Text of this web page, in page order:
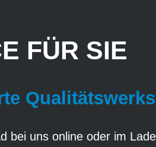
FÜR SIE
bei uns online oder im